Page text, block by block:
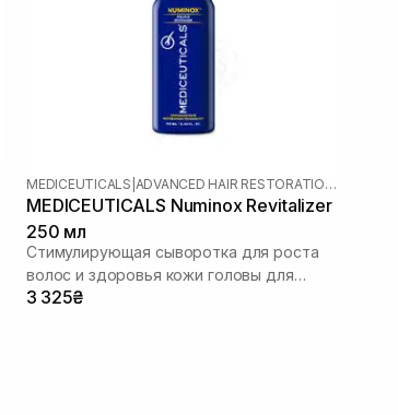
MEDICEUTICALS ADVANCED HAIR RESTORATION TECHNOLOGY
MEDICEUTICALS Numinox Revitalizer
250 мл
Стимулирующая сыворотка для роста
волос и здоровья кожи головы для
мужчин
3 325₴